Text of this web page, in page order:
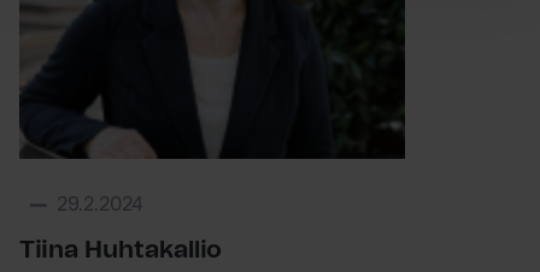
29.2.2024
Tiina Huhtakallio